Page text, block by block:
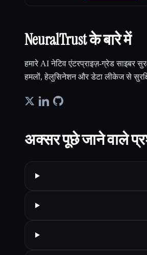
NeuralTrust के बारे में
हमारे AI नेटिव एंटरप्राइज़-ग्रेड साइबर
हमलों, हेलुसिनेशन और डेटा लीकेज से
अक्सर पूछे जाने वाले